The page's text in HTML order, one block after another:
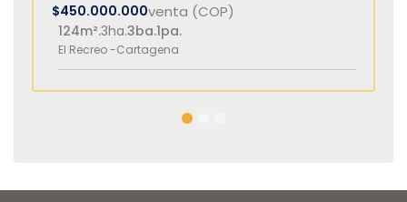
venta (COP)
$450.000.000
124m².3ha.3ba.1pa.
El Recreo -Cartagena